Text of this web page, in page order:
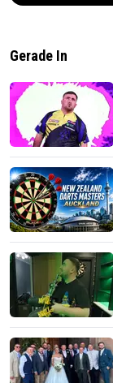
Gerade In